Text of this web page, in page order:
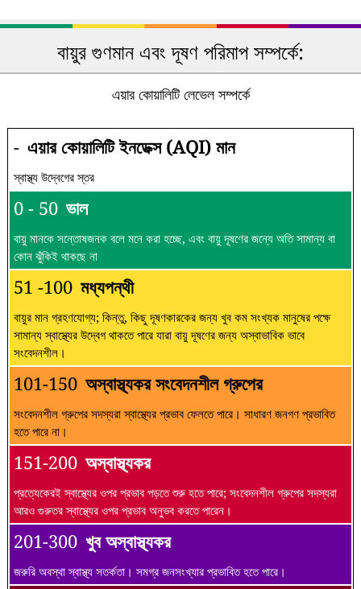
বায়ুর গুণমান এবং দূষণ পরিমাপ সম্পর্কে:
এয়ার কোয়ালিটি লেভেল সম্পর্কে
- এয়ার কোয়ালিটি ইনডেক্স (AQI) মান
স্বাস্থ্য উদ্বেগের স্তর
0 - 50 ভাল
বায়ু মানকে সন্তোষজনক বলে মনে করা হচ্ছে, এবং বায়ু দূষণের জন্যে অতি সামান্য বা
কোন ঝুঁকিই থাকছে না
51 -100 মধ্যপন্থী
বায়ুর মান গ্রহণযোগ্য; কিন্তু, কিছু দূষণকারকের জন্য খুব কম সংখ্যক মানুষের পক্ষে
সামান্য স্বাস্থ্যের উদ্বেগ থাকতে পারে যারা বায়ু দূষণের জন্য অস্বাভাবিক ভাবে
সংবেদনশীল।
101-150 অস্বাস্থ্যকর সংবেদনশীল গ্রুপের
সংবেদনশীল গ্রুপের সদস্যরা স্বাস্থ্যের প্রভাব ফেলতে পারে। সাধারণ জনগণ প্রভাবিত
হতে পারে না।
151-200 অস্বাস্থ্যকর
প্রত্যেকেরই স্বাস্থ্যের ওপর প্রভাব পড়তে শুরু হতে পারে; সংবেদনশীল গ্রুপের সদস্যরা
আরও গুরুতর স্বাস্থ্যের ওপর প্রভাব অনুভব করতে পারেন।
201-300 খুব অস্বাস্থ্যকর
জরুরি অবস্থা স্বাস্থ্য সতর্কতা। সমগ্র জনসংখ্যার প্রভাবিত হতে পারে।